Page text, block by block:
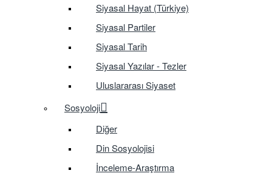
Siyasal Hayat (Türkiye)
Siyasal Partiler
Siyasal Tarih
Siyasal Yazılar - Tezler
Uluslararası Siyaset
Sosyoloji
Diğer
Din Sosyolojisi
İnceleme-Araştırma